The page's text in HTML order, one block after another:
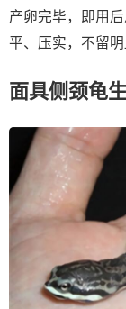
产卵完毕，即用
平、压实，不留明
面具侧颈龟